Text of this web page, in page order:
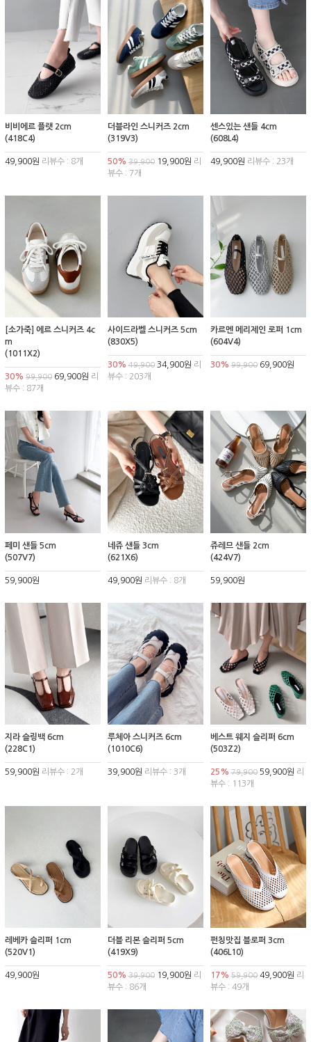
비비에르 플랫 2cm
(418C4)
49,900원 리뷰수 : 8개
더블라인 스니커즈 2cm
(319V3)
50% 39,90019,900원 리
뷰수 : 7개
센스있는 샌들 4cm
(608L4)
49,900원 리뷰수 : 23개
[소가죽] 에르 스니커즈 4c
m
(1011X2)
30% 99,900 69,900원 리
뷰수 : 87개
사이드라벨 스니커즈 5cm
(830X5)
30% 49,90034,900원 리
뷰수 : 203개
카르멘 메리제인 로퍼 1cm
(604V4)
30% 99,90069,900원
페미 샌들 5cm
(507V7)
59,900원
네쥬 샌들 3cm
(621X6)
49,900원 리뷰수 : 8개
쥬레므 샌들 2cm
(424V7)
59,900원
지라 슬링백 6cm
(228C1)
59,900원 리뷰수 : 2개
루체아 스니커즈 6cm
(1010C6)
39,900원 리뷰수 : 3개
베스트 웨지 슬리퍼 6cm
(503Z2)
25% 79,90059,900원 리
뷰수 : 113개
레베카 슬리퍼 1cm
(520V1)
49,900원
더블 리본 슬리퍼 5cm
(419X9)
50% 39,90019,900원 리
뷰수 : 86개
펀칭맛집 블로퍼 3cm
(406L10)
17% 59,90049,900원 리
뷰수 : 49개